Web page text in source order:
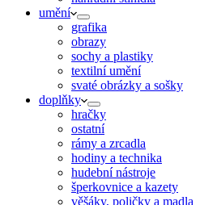
umění
grafika
obrazy
sochy a plastiky
textilní umění
svaté obrázky a sošky
doplňky
hračky
ostatní
rámy a zrcadla
hodiny a technika
hudební nástroje
šperkovnice a kazety
věšáky, poličky a madla